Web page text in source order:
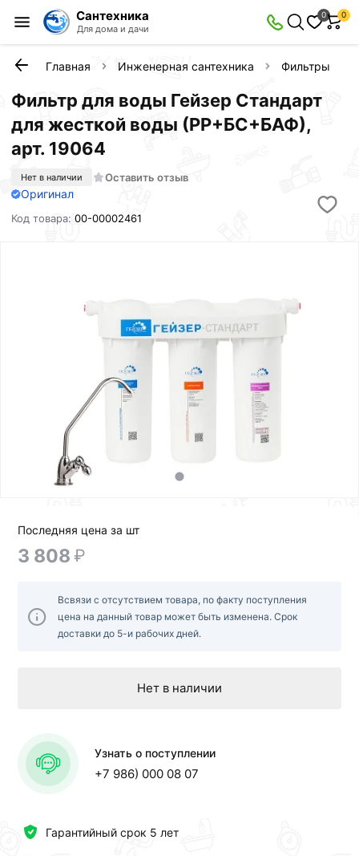
Сантехника
Для дома и дачи
0 0
Главная Инженерная сантехника Фильтры и
Фильтр для воды Гейзер Стандарт
для жесткой воды (РР+БС+БАФ),
арт. 19064
Нет в наличии Оставить отзыв
Оригинал
Код товара:00-00002461
Гарантийный срок 5 лет
Последняя цена за шт
3 808 ₽
Всвязи с отсутствием товара, по факту поступления
цена на данный товар может быть изменена. Срок
доставки до 5-и рабочих дней.
Нет в наличии
Узнать о поступлении
+7 986) 000 08 07